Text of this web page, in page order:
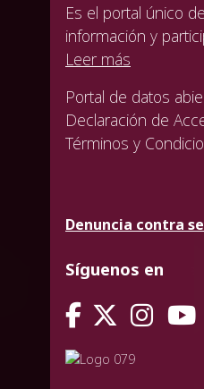
Es el portal único
información y
Leer más
Portal de datos
Declaración de
Términos y
Denuncia contra
Síguenos en